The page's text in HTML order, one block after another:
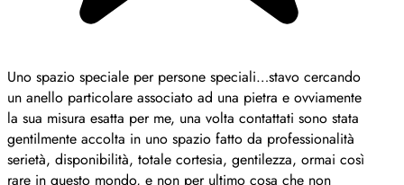
Uno spazio speciale per persone speciali…stavo cercando
un anello particolare associato ad una pietra e ovviamente
la sua misura esatta per me, una volta contattati sono stata
gentilmente accolta in uno spazio fatto da professionalità
serietà, disponibilità, totale cortesia, gentilezza, ormai così
rare in questo mondo, e non per ultimo cosa che non